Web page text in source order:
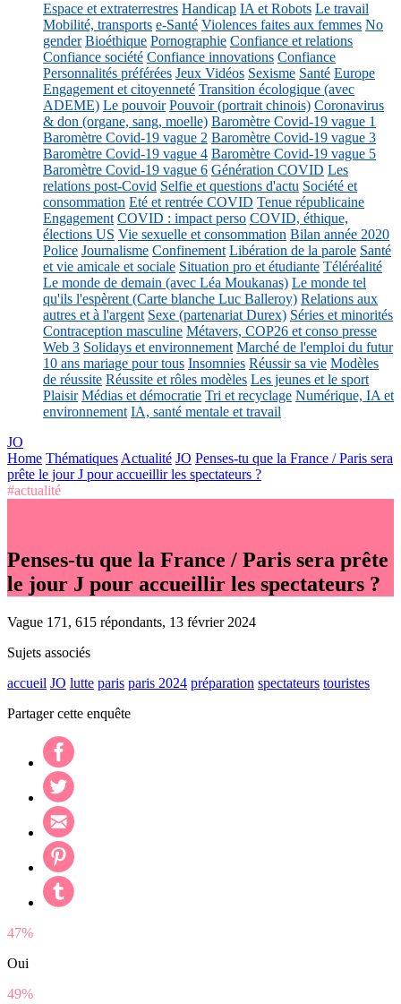
Espace et extraterrestres Handicap IA et Robots Le travail
Mobilité, transports e-Santé Violences faites aux femmes No
gender Bioéthique Pornographie Confiance et relations
Confiance société Confiance innovations Confiance
Personnalités préférées Jeux Vidéos Sexisme Santé Europe
Engagement et citoyenneté Transition écologique (avec
ADEME) Le pouvoir Pouvoir (portrait chinois) Coronavirus
& don (organe, sang, moelle) Baromètre Covid-19 vague 1
Baromètre Covid-19 vague 2 Baromètre Covid-19 vague 3
Baromètre Covid-19 vague 4 Baromètre Covid-19 vague 5
Baromètre Covid-19 vague 6 Génération COVID Les
relations post-Covid Selfie et questions d'actu Société et
consommation Eté et rentrée COVID Tenue républicaine
Engagement COVID : impact perso COVID, éthique,
élections US Vie sexuelle et consommation Bilan année 2020
Police Journalisme Confinement Libération de la parole Santé
et vie amicale et sociale Situation pro et étudiante Téléréalité
Le monde de demain (avec Léa Moukanas) Le monde tel
qu'ils l'espèrent (Carte blanche Luc Balleroy) Relations aux
autres et à l'argent Sexe (partenariat Durex) Séries et minorités
Contraception masculine Métavers, COP26 et conso presse
Web 3 Solidays et environnement Marché de l'emploi du futur
10 ans mariage pour tous Insomnies Réussir sa vie Modèles
de réussite Réussite et rôles modèles Les jeunes et le sport
Plaisir Médias et démocratie Tri et recyclage Numérique, IA et
environnement IA, santé mentale et travail
JO
Home Thématiques Actualité JO Penses-tu que la France / Paris sera
prête le jour J pour accueillir les spectateurs ?
#actualité
Penses-tu que la France / Paris sera prête
le jour J pour accueillir les spectateurs ?
Vague 171, 615 répondants, 13 février 2024
Sujets associés
accueil JO lutte paris paris 2024 préparation spectateurs touristes
Partager cette enquête
47%
Oui
49%